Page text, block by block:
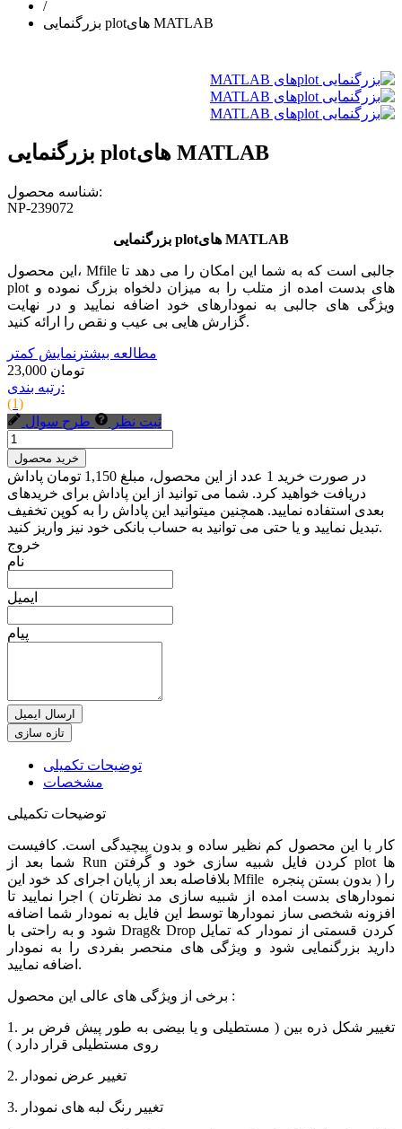
/
بزرگنمایی plotهای MATLAB
بزرگنمایی plotهای MATLAB
شناسه محصول:
NP-239072
بزرگنمایی plotهای MATLAB
این محصول، Mfile جالبی است که به شما این امکان را می دهد تا
plot های بدست امده از متلب را به میزان دلخواه بزرگ نموده و
ویژگی های جالبی به نمودارهای خود اضافه نمایید و در نهایت
گزارش هایی بی عیب و نقص را ارائه کنید.
مطالعه بیشتر نمایش کمتر
23,000 تومان
رتبه بندی:
(1)
ثبت نظر
طرح سوال
خرید محصول
در صورت خرید 1 عدد از این محصول، مبلغ 1,150 تومان پاداش
دریافت خواهید کرد. شما می توانید از این پاداش برای خریدهای
بعدی استفاده نمایید. همچنین میتوانید این پاداش را به کوپن تخفیف
تبدیل نمایید و یا حتی می توانید به حساب بانکی خود نیز واریز کنید.
خروج
نام
ایمیل
پیام
ارسال ایمیل
توضیحات تکمیلی
مشخصات
توضیحات تکمیلی
کار با این محصول کم نظیر ساده و بدون پیچیدگی است. کافیست
شما بعد از Run کردن فایل شبیه سازی خود و گرفتن plot ها
بلافاصله بعد از پایان اجرای کد خود این Mfile را ( بدون بستن پنجره
نمودارهای بدست امده از شبیه سازی مد نظرتان ) اجرا نمایید تا
افزونه شخصی ساز نمودارها توسط این فایل به نمودار شما اضافه
شود و به راحتی با Drag& Drop کردن قسمتی از نمودار که تمایل
دارید بزرگنمایی شود و ویژگی های منحصر بفردی را به نمودار
اضافه نمایید.
برخی از ویژگی های عالی این محصول :
1. تغییر شکل ذره بین ( مستطیلی و یا بیضی به طور پیش فرض بر
روی مستطیلی قرار دارد )
3. تغییر رنگ لبه های نمودار